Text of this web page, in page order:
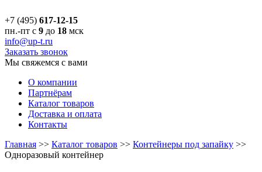
+7 (495) 617-12-15
пн.-пт с 9 до 18 мск
info@up-t.ru
Заказать звонок
Мы свяжемся с вами
О компании
Партнёрам
Каталог товаров
Доставка и оплата
Контакты
Главная >> Каталог товаров >> Контейнеры под запайку >>
Одноразовый контейнер